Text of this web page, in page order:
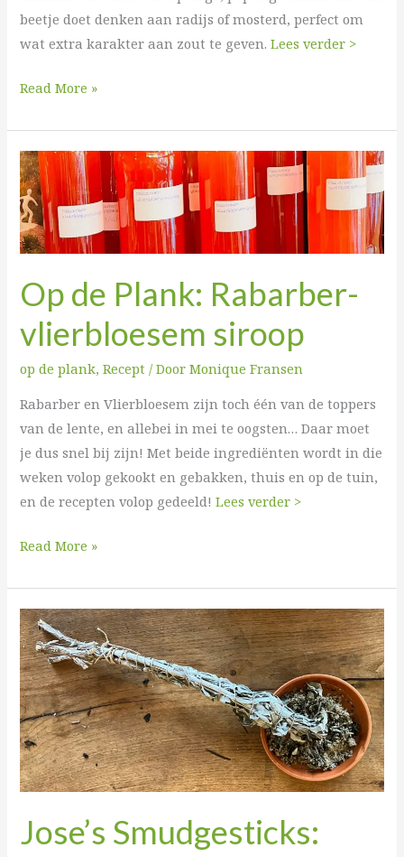
beetje doet denken aan radijs of mosterd, perfect om
wat extra karakter aan zout te geven.Lees verder >
Read More »
Op de Plank: Rabarber-
vlierbloesem siroop
op de plank,Recept / DoorMonique Fransen
Rabarber en Vlierbloesem zijn toch één van de toppers
van de lente, en allebei in mei te oogsten… Daar moet
je dus snel bij zijn! Met beide ingrediënten wordt in die
weken volop gekookt en gebakken, thuis en op de tuin,
en de recepten volop gedeeld!Lees verder >
Op
de
Plank:
Rabarber-
vlierbloesem
siroop
Read More »
Jose’s Smudgesticks:
Jose’s
Smudgesticks:
Reinig
je
huis
met
witte
salie